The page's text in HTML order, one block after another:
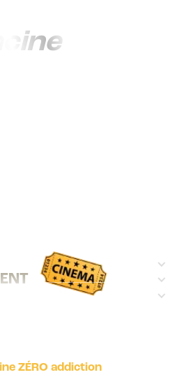
cine
ZÉRO addiction